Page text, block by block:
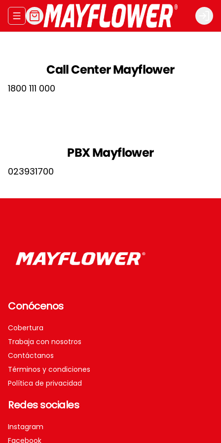
Abrir menu de navegación Login
Call Center Mayflower
1800 111 000
PBX Mayflower
023931700
Conócenos
Cobertura
Trabaja con nosotros
Contáctanos
Términos y condiciones
Política de privacidad
Redes sociales
Instagram
Facebook